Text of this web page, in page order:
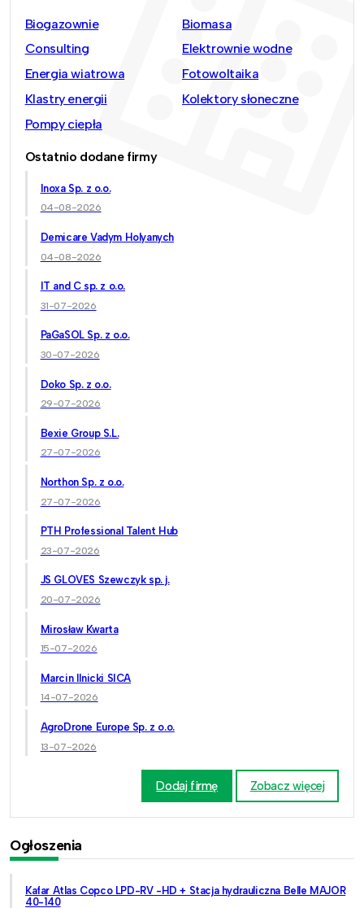
Biogazownie
Biomasa
Consulting
Elektrownie wodne
Energia wiatrowa
Fotowoltaika
Klastry energii
Kolektory słoneczne
Pompy ciepła
Ostatnio dodane firmy
Inoxa Sp. z o.o.
04-08-2026
Demicare Vadym Holyanych
04-08-2026
IT and C sp. z o.o.
31-07-2026
PaGaSOL Sp. z o.o.
30-07-2026
Doko Sp. z o.o.
29-07-2026
Bexie Group S.L.
27-07-2026
Northon Sp. z o.o.
27-07-2026
PTH Professional Talent Hub
23-07-2026
JS GLOVES Szewczyk sp. j.
20-07-2026
Mirosław Kwarta
15-07-2026
Marcin Ilnicki SICA
14-07-2026
AgroDrone Europe Sp. z o.o.
13-07-2026
Dodaj firmę Zobacz więcej
Ogłoszenia
Kafar Atlas Copco LPD-RV -HD + Stacja hydrauliczna Belle MAJOR
40-140